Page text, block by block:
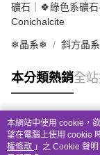
礦石｜🍀綠色系礦
Conichalcite
❄晶系❄ 斜方晶
本分類熱銷全
熱門標籤
本網站中使用 cookie，
望在電腦上使用 cookie
權條款 」之 Cookie 聲